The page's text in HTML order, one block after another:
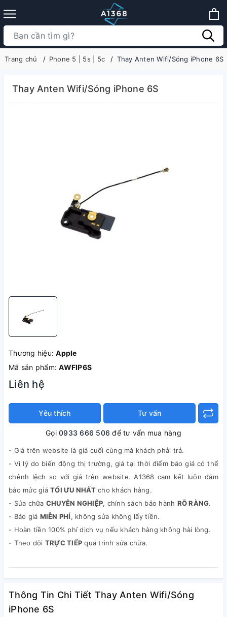
Trang chủ Phone 5 | 5s | 5c Thay Anten Wifi/Sóng iPhone 6S
Thay Anten Wifi/Sóng iPhone 6S
Thương hiệu:Apple
Mã sản phẩm:AWFIP6S
Liên hệ
Yêu thích Tư vấn
Gọi0933 666 506 để tư vấn mua hàng
- Giá trên website là giá cuối cùng mà khách phải trả.
- Vì lý do biến động thị trường, giá tại thời điểm báo giá có thể
chênh lệch so với giá trên website. A1368 cam kết luôn đảm
bảo mức giá TỐI ƯU NHẤTcho khách hàng.
- Sửa chữa CHUYÊN NGHIỆP, chính sách bảo hành RÕ RÀNG.
- Báo giá MIỄN PHÍ, không sửa không lấy tiền.
- Hoàn tiền 100% phí dịch vụ nếu khách hàng không hài lòng.
- Theo dõi TRỰC TIẾP quá trình sửa chữa.
Thông Tin Chi Tiết Thay Anten Wifi/Sóng
iPhone 6S